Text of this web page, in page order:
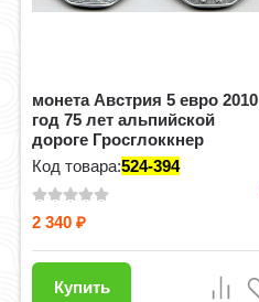
монета Австрия 5 евро 2010
год 75 лет альпийской
дороге Гросглоккнер
Код товара:524-394
2 340₽
Купить